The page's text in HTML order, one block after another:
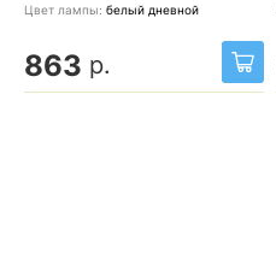
Цвет лампы: белый дневной
863 р.